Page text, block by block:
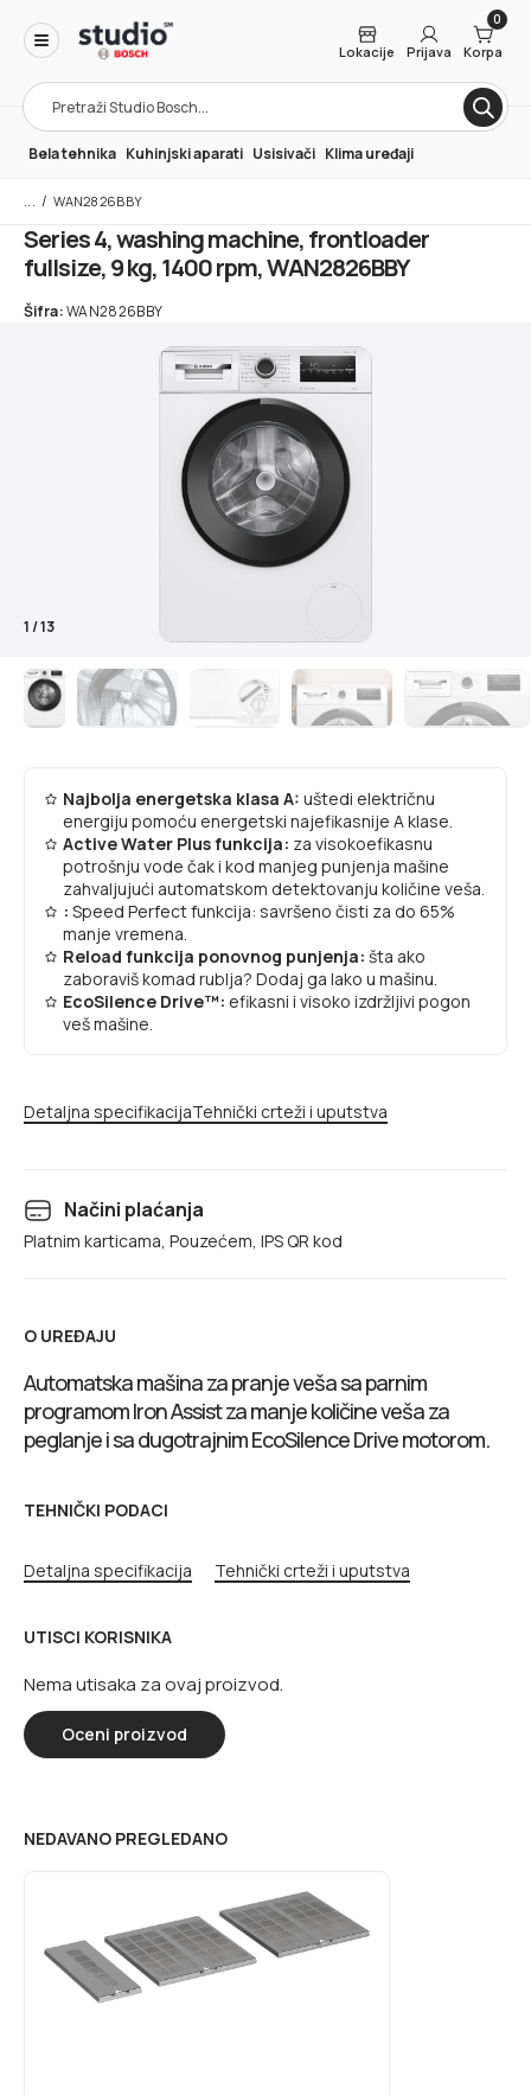
Products
search
Lokacije Prijava
0
Korpa
Bela tehnika Kuhinjski aparati Usisivači Klima uređaji
/ WAN2826BBY
Series 4, washing machine, frontloader
fullsize, 9 kg, 1400 rpm, WAN2826BBY
Šifra:WAN2826BBY
1/13
Najbolja energetska klasa A: uštedi električnu
energiju pomoću energetski najefikasnije A klase.
Active Water Plus funkcija: za visokoefikasnu
potrošnju vode čak i kod manjeg punjenja mašine
zahvaljujući automatskom detektovanju količine veša.
: Speed Perfect funkcija: savršeno čisti za do 65%
manje vremena.
Reload funkcija ponovnog punjenja: šta ako
zaboraviš komad rublja? Dodaj ga lako u mašinu.
EcoSilence Drive™: efikasni i visoko izdržljivi pogon
veš mašine.
Detaljna specifikacijaTehnički crteži i uputstva
Načini plaćanja
Platnim karticama, Pouzećem, IPS QR kod
O UREĐAJU
Automatska mašina za pranje veša sa parnim
programom Iron Assist za manje količine veša za
peglanje i sa dugotrajnim EcoSilence Drive motorom.
TEHNIČKI PODACI
Detaljna specifikacija Tehnički crteži i uputstva
UTISCI KORISNIKA
Nema utisaka za ovaj proizvod.
Oceni proizvod
NEDAVANO PREGLEDANO